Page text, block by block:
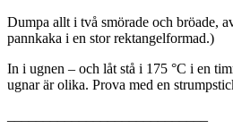
Dumpa allt i två smörade och bröade,
pannkaka i en stor rektangelformad.)
In i ugnen – och låt stå i 175 °C i en
ugnar är olika. Prova med en